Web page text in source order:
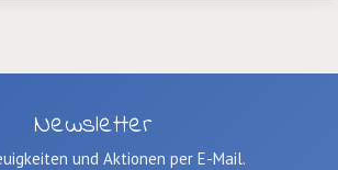
Newsletter
und Aktionen per E-Mail.